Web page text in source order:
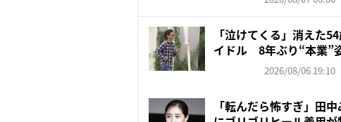
「泣けてくる」消えた
イドル 8年ぶり“本業”
2026/08/06 19:10
「転んだら怖すぎ」田